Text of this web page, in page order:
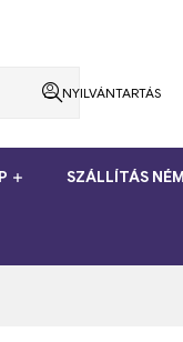
NYILVÁNTARTÁS
SZÁLLÍTÁS